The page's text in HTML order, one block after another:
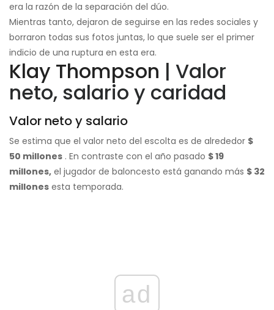
era la razón de la separación del dúo.
Mientras tanto, dejaron de seguirse en las redes sociales y
borraron todas sus fotos juntas, lo que suele ser el primer
indicio de una ruptura en esta era.
Klay Thompson | Valor
neto, salario y caridad
Valor neto y salario
Se estima que el valor neto del escolta es de alrededor $
50 millones . En contraste con el año pasado $ 19
millones, el jugador de baloncesto está ganando más $ 32
millones esta temporada.
ad